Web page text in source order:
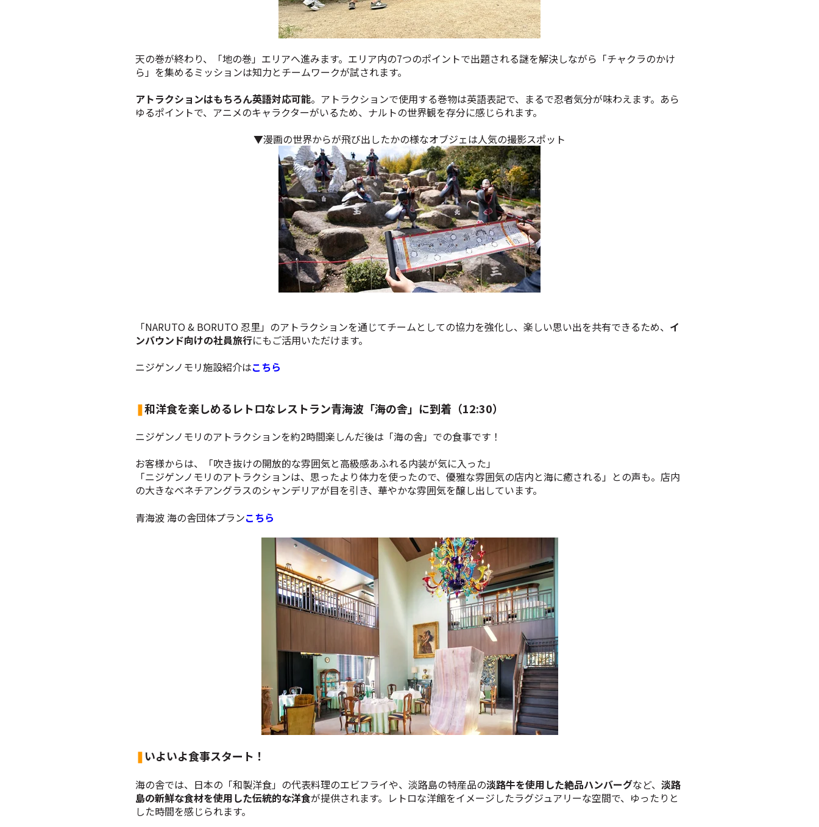
天の巻が終わり、「地の巻」エリアへ進みます。エリア内の7つのポイントで出題される謎を解決しながら「チャクラのかけ
ら」を集めるミッションは知力とチームワークが試されます。
アトラクションはもちろん英語対応可能。アトラクションで使用する巻物は英語表記で、まるで忍者気分が味わえます。あら
ゆるポイントで、アニメのキャラクターがいるため、ナルトの世界観を存分に感じられます。
▼漫画の世界からが飛び出したかの様なオブジェは人気の撮影スポット
「NARUTO & BORUTO 忍里」のアトラクションを通じてチームとしての協力を強化し、楽しい思い出を共有できるため、 イ
ンバウンド向けの社員旅行にもご活用いただけます。
ニジゲンノモリ施設紹介はこちら
❚和洋食を楽しめるレトロなレストラン青海波「海の舎」に到着（12:30）
ニジゲンノモリのアトラクションを約2時間楽しんだ後は「海の舎」での食事です！
お客様からは、「吹き抜けの開放的な雰囲気と高級感あふれる内装が気に入った」
「ニジゲンノモリのアトラクションは、思ったより体力を使ったので、優雅な雰囲気の店内と海に癒される」との声も。店内
の大きなベネチアングラスのシャンデリアが目を引き、華やかな雰囲気を醸し出しています。
青海波 海の舎団体プランこちら
❚いよいよ食事スタート！
海の舎では、日本の「和製洋食」の代表料理のエビフライや、淡路島の特産品の淡路牛を使用した絶品ハンバーグなど、 淡路
島の新鮮な食材を使用した伝統的な洋食が提供されます。レトロな洋館をイメージしたラグジュアリーな空間で、ゆったりと
した時間を感じられます。